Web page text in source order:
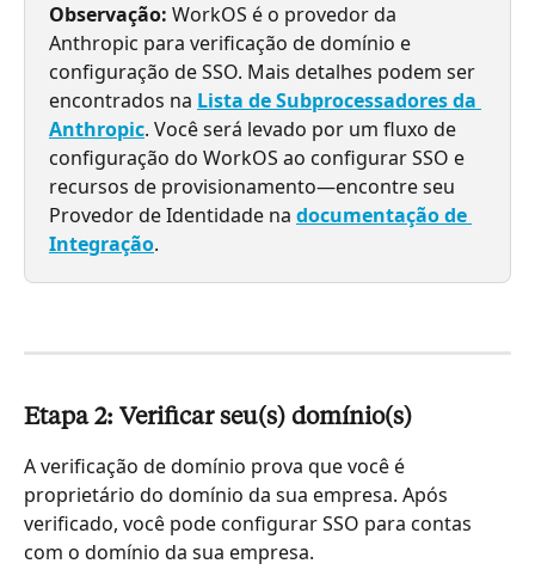
Observação: WorkOS é o provedor da
Anthropic para verificação de domínio e
configuração de SSO. Mais detalhes podem ser
encontrados na Lista de Subprocessadores da
Anthropic. Você será levado por um fluxo de
configuração do WorkOS ao configurar SSO e
recursos de provisionamento—encontre seu
Provedor de Identidade na documentação de
Integração.
Etapa 2: Verificar seu(s) domínio(s)
A verificação de domínio prova que você é
proprietário do domínio da sua empresa. Após
verificado, você pode configurar SSO para contas
com o domínio da sua empresa.